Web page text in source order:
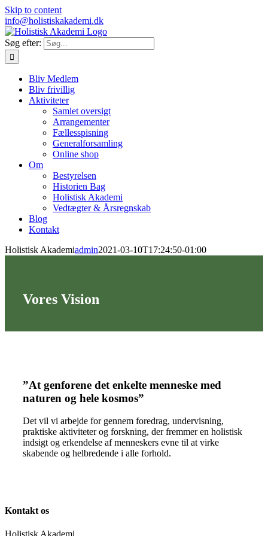
Skip to content
info@holistiskakademi.dk
Søg efter:
Bliv Medlem
Bliv frivillig
Aktiviteter
Samlet oversigt
Arrangementer
Fællesspisning
Generalforsamling
Online shop
Om
Bestyrelsen
Historien Bag
Holistisk Akademi
Vedtægter & Årsregnskab
Blog
Kontakt
Holistisk Akademiadmin2021-03-10T17:24:50-01:00
Vores Vision
”At genforene det enkelte menneske med
naturen og hele kosmos”
Det vil vi arbejde for gennem foredrag, undervisning,
praktiske aktiviteter og forskning, der fremmer en holistisk
indsigt og erkendelse af menneskers evne til at virke
skabende og helbredende i alle forhold.
Kontakt os
Holistisk Akademi